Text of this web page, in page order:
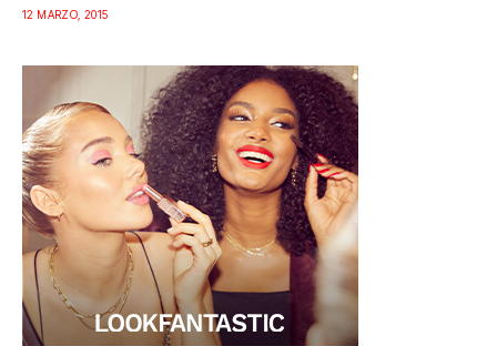
12 MARZO, 2015